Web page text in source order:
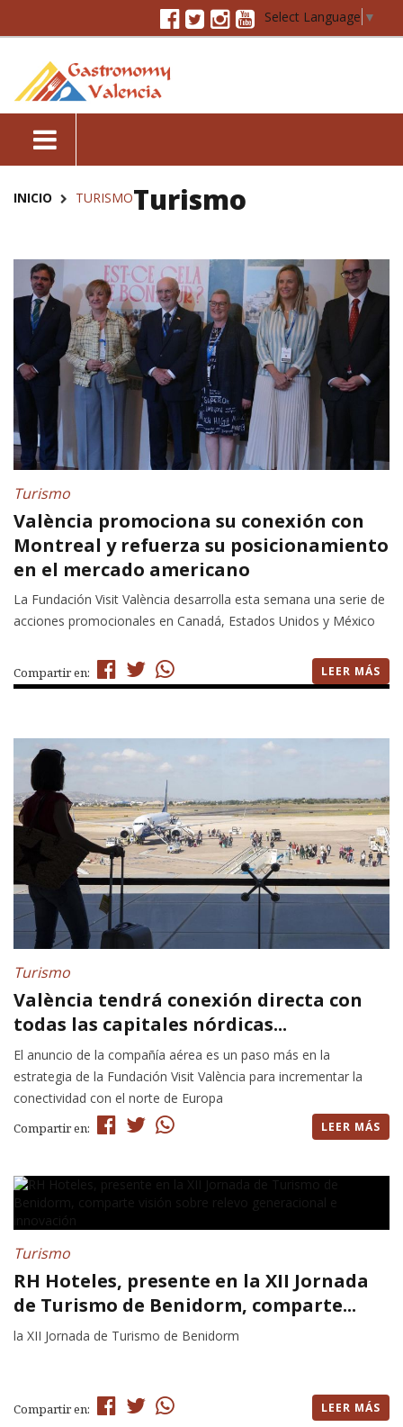
Select Language ▼
Turismo
INICIO TURISMO
Turismo
València promociona su conexión con
Montreal y refuerza su posicionamiento
en el mercado americano
La Fundación Visit València desarrolla esta semana una serie de
acciones promocionales en Canadá, Estados Unidos y México
Compartir en: LEER MÁS
Turismo
València tendrá conexión directa con
todas las capitales nórdicas...
El anuncio de la compañía aérea es un paso más en la
estrategia de la Fundación Visit València para incrementar la
conectividad con el norte de Europa
Compartir en: LEER MÁS
Turismo
RH Hoteles, presente en la XII Jornada
de Turismo de Benidorm, comparte...
la XII Jornada de Turismo de Benidorm
Compartir en: LEER MÁS